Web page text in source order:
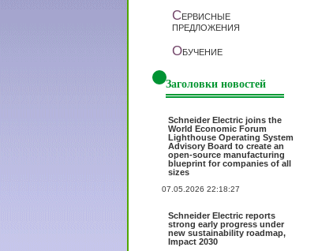
СЕРВИСНЫЕ
ПРЕДЛОЖЕНИЯ
ОБУЧЕНИЕ
Заголовки новостей
Schneider Electric joins the
World Economic Forum
Lighthouse Operating System
Advisory Board to create an
open-source manufacturing
blueprint for companies of all
sizes
07.05.2026 22:18:27
Schneider Electric reports
strong early progress under
new sustainability roadmap,
Impact 2030